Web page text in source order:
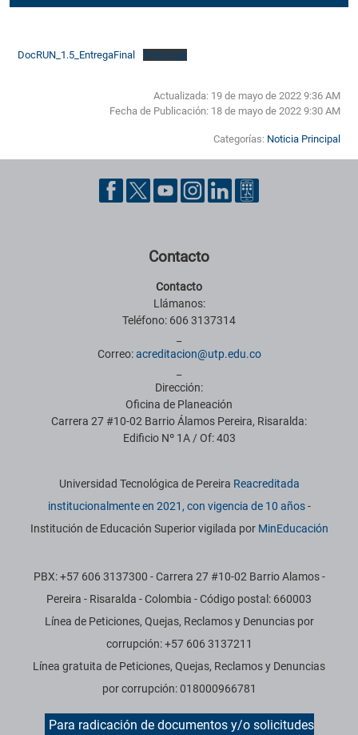
DocRUN_1.5_EntregaFinal Descarga
Actualizada: 19 de mayo de 2022 9:36 AM
Fecha de Publicación: 18 de mayo de 2022 9:30 AM
Categorías: Noticia Principal
Pie de página con información de contacto, redes sociales y datos
Contacto
Contacto
Llámanos:
Teléfono: 606 3137314
Correo:acreditacion@utp.edu.co
Dirección:
Oficina de Planeación
Carrera 27 #10-02 Barrio Álamos Pereira, Risaralda:
Edificio Nº 1A / Of: 403
Información institucional
Universidad Tecnológica de Pereira Reacreditada
institucionalmente en 2021, con vigencia de 10 años-
Institución de Educación Superior vigilada por MinEducación
PBX: +57 606 3137300 - Carrera 27 #10-02 Barrio Alamos -
Pereira - Risaralda - Colombia - Código postal: 660003
Línea de Peticiones, Quejas, Reclamos y Denuncias por
corrupción: +57 606 3137211
Línea gratuita de Peticiones, Quejas, Reclamos y Denuncias
por corrupción: 018000966781
Para radicación de documentos y/o solicitudes